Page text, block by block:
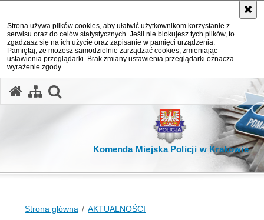
Strona używa plików cookies, aby ułatwić użytkownikom korzystanie z
serwisu oraz do celów statystycznych. Jeśli nie blokujesz tych plików, to
zgadzasz się na ich użycie oraz zapisanie w pamięci urządzenia.
Pamiętaj, że możesz samodzielnie zarządzać cookies, zmieniając
ustawienia przeglądarki. Brak zmiany ustawienia przeglądarki oznacza
wyrażenie zgody.
Komenda Miejska Policji w Krakowie
Strona główna AKTUALNOŚCI